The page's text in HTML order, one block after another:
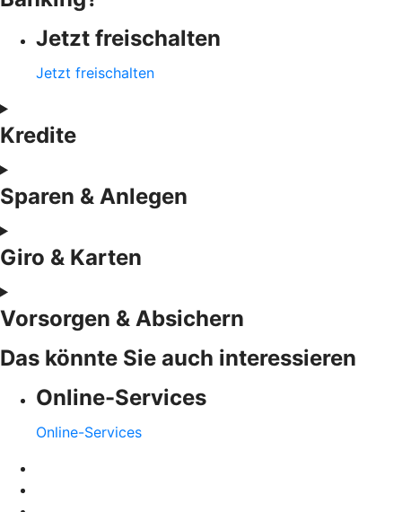
Jetzt freischalten
Jetzt freischalten
Kredite
Sparen & Anlegen
Giro & Karten
Vorsorgen & Absichern
Das könnte Sie auch interessieren
Online-Services
Online-Services